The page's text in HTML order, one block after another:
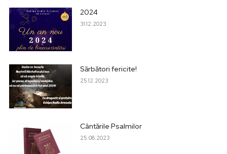
2024
31.12.2023
Sărbători fericite!
25.12.2023
Cântările Psalmilor
25.08.2023